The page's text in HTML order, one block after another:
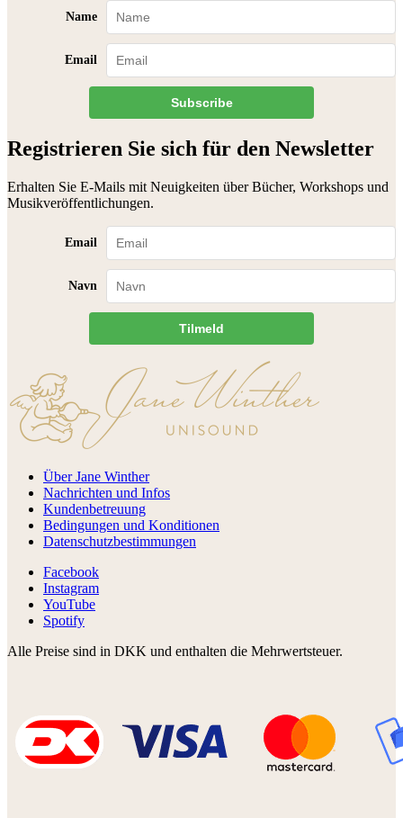
Name
Email
Subscribe
Registrieren Sie sich für den Newsletter
Erhalten Sie E-Mails mit Neuigkeiten über Bücher, Workshops und
Musikveröffentlichungen.
Email
Navn
Tilmeld
Über Jane Winther
Nachrichten und Infos
Kundenbetreuung
Bedingungen und Konditionen
Datenschutzbestimmungen
Facebook
Instagram
YouTube
Spotify
Alle Preise sind in DKK und enthalten die Mehrwertsteuer.